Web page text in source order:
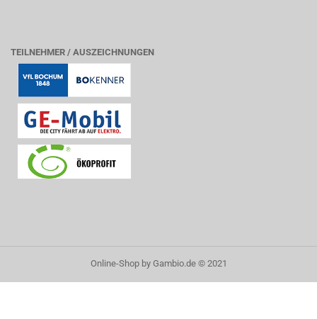
TEILNEHMER / AUSZEICHNUNGEN
Online-Shopby Gambio.de © 2021